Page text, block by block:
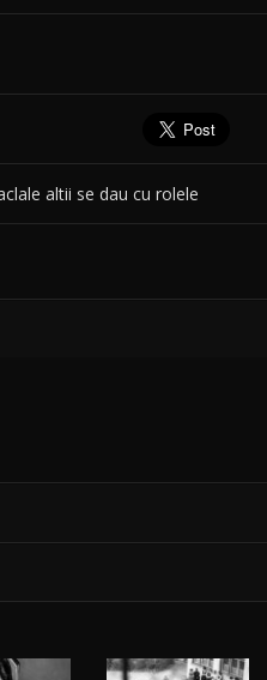
altii se dau cu rolele